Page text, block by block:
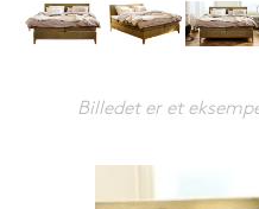
Billedet er et